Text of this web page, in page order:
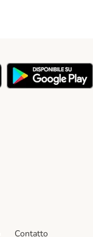
Contatto